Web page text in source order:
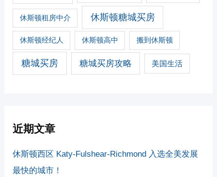
休斯顿租房中介 休斯顿糖城买房
休斯顿经纪人 休斯顿高中 搬到休斯顿
糖城买房 糖城买房攻略 美国生活
近期文章
休斯顿西区 Katy-Fulshear-Richmond 入选全美发展
最快的城市！